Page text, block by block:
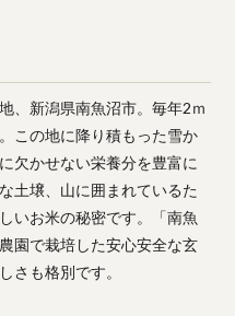
、新潟県南魚沼市。毎年2ｍ
この地に降り積もった雪か
欠かせない栄養分を豊富に
土壌、山に囲まれているた
いお米の秘密です。「南魚
園で栽培した安心安全な玄
さも格別です。